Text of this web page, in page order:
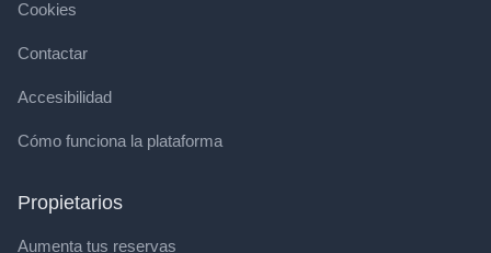
Cookies
Contactar
Accesibilidad
Cómo funciona la plataforma
Propietarios
Aumenta tus reservas